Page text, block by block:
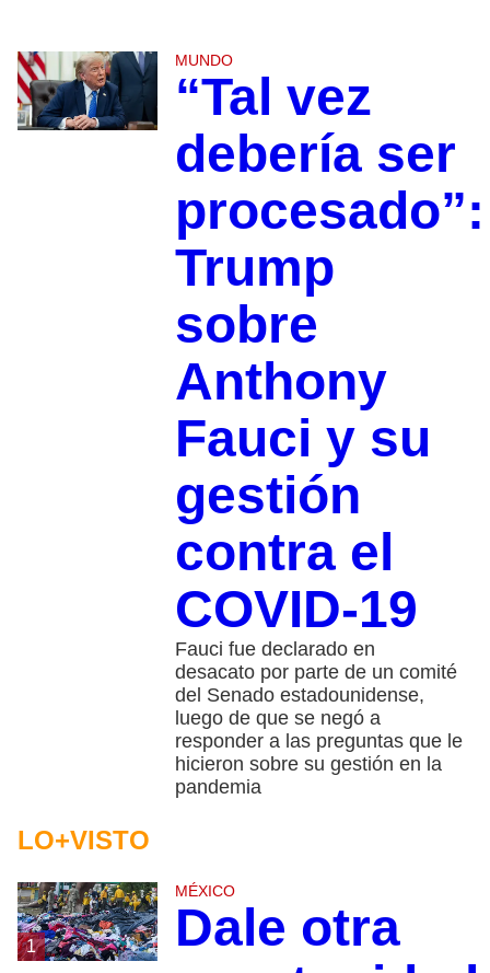
MUNDO
“Tal vez
debería ser
procesado”:
Trump
sobre
Anthony
Fauci y su
gestión
contra el
COVID-19
Fauci fue declarado en
desacato por parte de un comité
del Senado estadounidense,
luego de que se negó a
responder a las preguntas que le
hicieron sobre su gestión en la
pandemia
LO+VISTO
1
MÉXICO
Dale otra